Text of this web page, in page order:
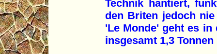
Technik hantiert,
den Briten jedoch
'Le Monde' geht es
insgesamt 1,3